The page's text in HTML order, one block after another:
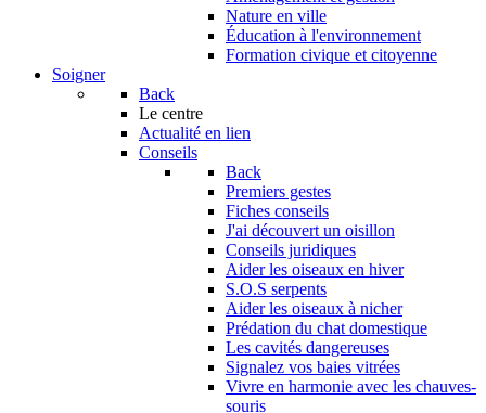
Nature en ville
Éducation à l'environnement
Formation civique et citoyenne
Soigner
Back
Le centre
Actualité en lien
Conseils
Back
Premiers gestes
Fiches conseils
J'ai découvert un oisillon
Conseils juridiques
Aider les oiseaux en hiver
S.O.S serpents
Aider les oiseaux à nicher
Prédation du chat domestique
Les cavités dangereuses
Signalez vos baies vitrées
Vivre en harmonie avec les chauves-
souris